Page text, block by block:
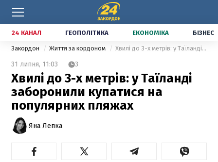
24 КАНАЛ ГЕОПОЛІТИКА ЕКОНОМІКА БІЗНЕС
Закордон Життя за кордоном Хвилі до 3-х метрів: у Таїланді заборонили купатися на популярних пляжах
31 липня, 11:03 3
Хвилі до 3-х метрів: у Таїланді
заборонили купатися на
популярних пляжах
Яна Лепка